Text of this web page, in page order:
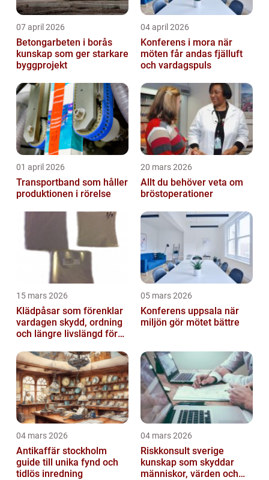
07 april 2026
Betongarbeten i borås
kunskap som ger starkare
byggprojekt
04 april 2026
Konferens i mora när
möten får andas fjälluft
och vardagspuls
01 april 2026
Transportband som håller
produktionen i rörelse
20 mars 2026
Allt du behöver veta om
bröstoperationer
15 mars 2026
Klädpåsar som förenklar
vardagen skydd, ordning
och längre livslängd för
05 mars 2026
Konferens uppsala när
miljön gör mötet bättre
04 mars 2026
Antikaffär stockholm
guide till unika fynd och
tidlös inredning
04 mars 2026
Riskkonsult sverige
kunskap som skyddar
människor, värden och